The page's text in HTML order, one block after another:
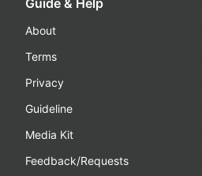
Guide & Help
About
Terms
Privacy
Guideline
Media Kit
Feedback/Requests